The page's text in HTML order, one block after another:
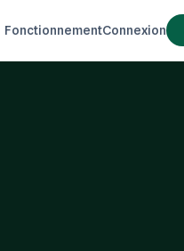
FonctionnementConnexion